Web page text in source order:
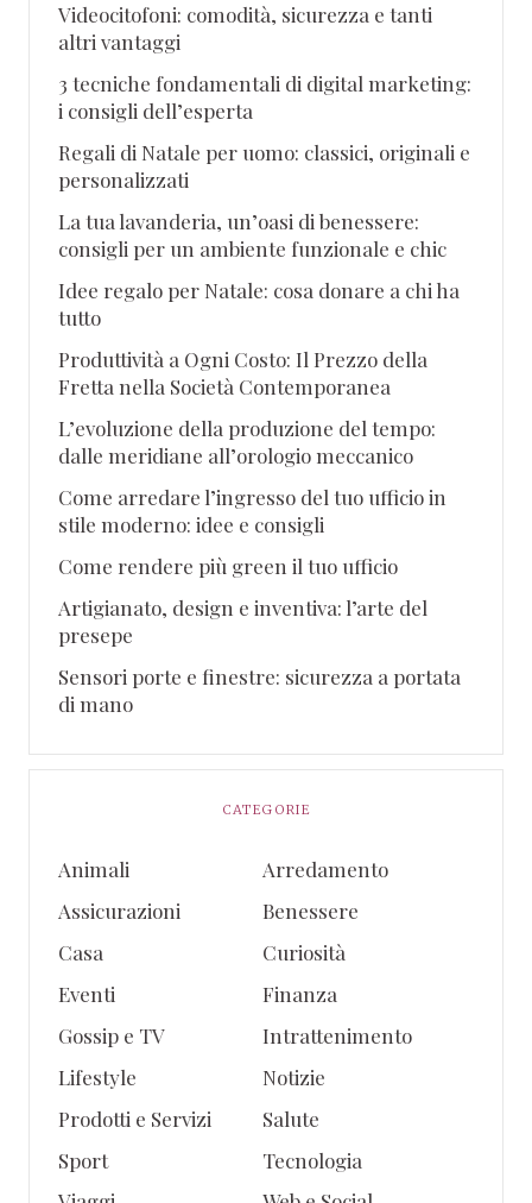
Videocitofoni: comodità, sicurezza e tanti
altri vantaggi
3 tecniche fondamentali di digital marketing:
i consigli dell’esperta
Regali di Natale per uomo: classici, originali e
personalizzati
La tua lavanderia, un’oasi di benessere:
consigli per un ambiente funzionale e chic
Idee regalo per Natale: cosa donare a chi ha
tutto
Produttività a Ogni Costo: Il Prezzo della
Fretta nella Società Contemporanea
L’evoluzione della produzione del tempo:
dalle meridiane all’orologio meccanico
Come arredare l’ingresso del tuo ufficio in
stile moderno: idee e consigli
Come rendere più green il tuo ufficio
Artigianato, design e inventiva: l’arte del
presepe
Sensori porte e finestre: sicurezza a portata
di mano
CATEGORIE
Animali
Arredamento
Assicurazioni
Benessere
Casa
Curiosità
Eventi
Finanza
Gossip e TV
Intrattenimento
Lifestyle
Notizie
Prodotti e Servizi
Salute
Sport
Tecnologia